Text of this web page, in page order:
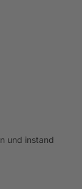
und instand